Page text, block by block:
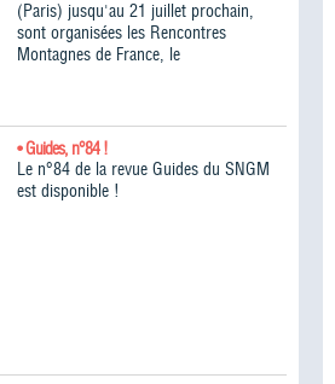
(Paris) jusqu'au 21 juillet prochain,
sont organisées les Rencontres
Montagnes de France, le
• Guides, n°84 !
Le n°84 de la revue Guides du SNGM
est disponible !